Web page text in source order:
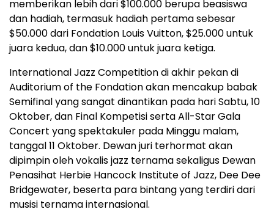
memberikan lebih dari $100.000 berupa beasiswa
dan hadiah, termasuk hadiah pertama sebesar
$50.000 dari Fondation Louis Vuitton, $25.000 untuk
juara kedua, dan $10.000 untuk juara ketiga.
International Jazz Competition di akhir pekan di
Auditorium of the Fondation akan mencakup babak
Semifinal yang sangat dinantikan pada hari Sabtu, 10
Oktober, dan Final Kompetisi serta All-Star Gala
Concert yang spektakuler pada Minggu malam,
tanggal 11 Oktober. Dewan juri terhormat akan
dipimpin oleh vokalis jazz ternama sekaligus Dewan
Penasihat Herbie Hancock Institute of Jazz, Dee Dee
Bridgewater, beserta para bintang yang terdiri dari
musisi ternama internasional.